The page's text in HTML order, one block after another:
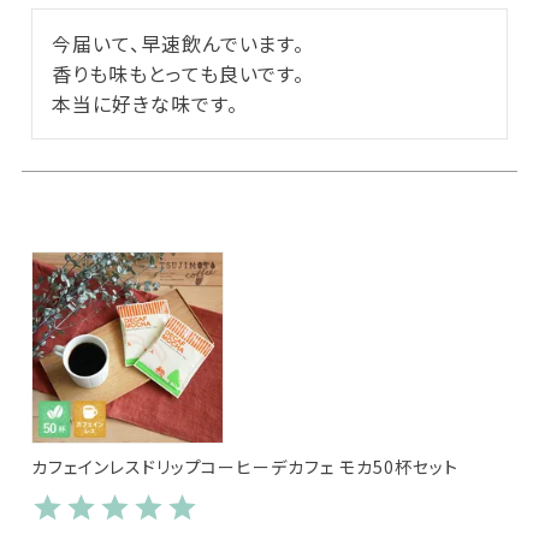
今届いて、早速飲んでいます。
香りも味もとっても良いです。
カフェインレスドリップコーヒーデカフェ モカ50杯セット